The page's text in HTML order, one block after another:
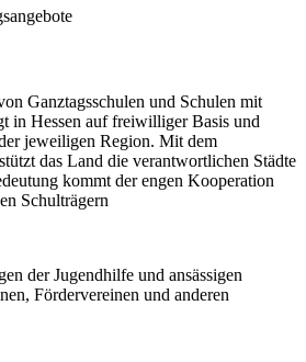
Ganztagsschulen und Schulen mit
in Hessen auf freiwilliger Basis und
jeweiligen Region. Mit dem
das Land die verantwortlichen Städte
kommt der engen Kooperation
Schulträgern
der Jugendhilfe und ansässigen
Fördervereinen und anderen